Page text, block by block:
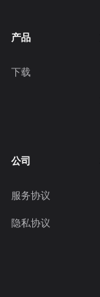
产品
下载
公司
服务协议
隐私协议